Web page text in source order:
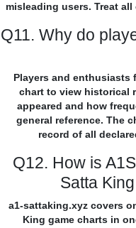
misleading users. Treat
Q11. Why do
Players and enthusiasts
chart to view historical
appeared and how
general reference. The
record of all
Q12. How is
Satta
a1-sattaking.xyz covers
King game charts in